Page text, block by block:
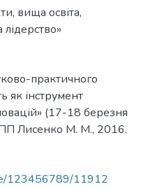
, вища освіта,
практичного
як інструмент
(17-18 березня
Лисенко М. М., 2016.
123456789/11912